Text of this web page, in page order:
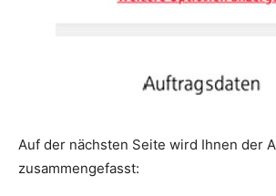
Auf der nächsten Seite wird Ihnen der
zusammengefasst: